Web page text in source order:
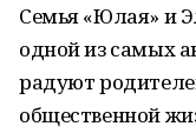
Семья «Юлая» и
одной из самых
радуют
общественной